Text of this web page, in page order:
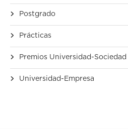
Postgrado
Prácticas
Premios Universidad-Sociedad
Universidad-Empresa